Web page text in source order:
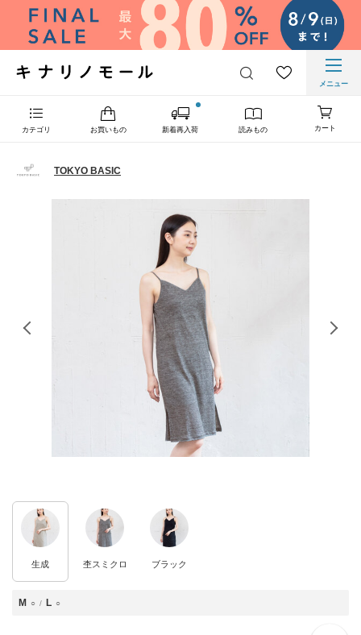
メニュー
カテゴリ お買いもの 新着再入荷 読みもの カート
TOKYO BASIC
生成 杢スミクロ ブラック
M ○ L ○